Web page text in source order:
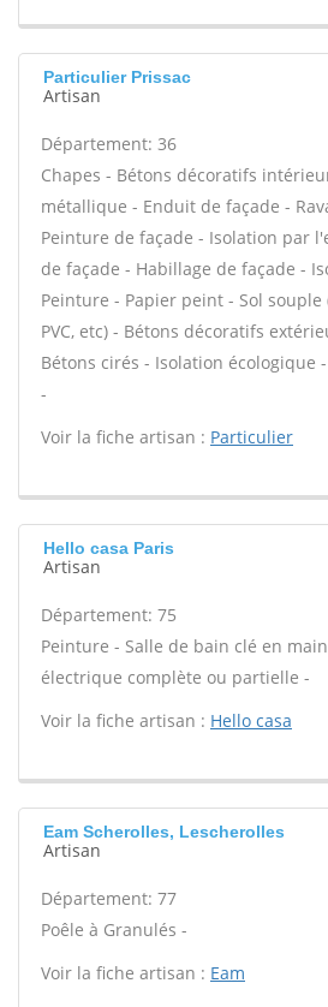
Particulier Prissac
Artisan
Département: 36
Chapes - Bétons décoratifs
métallique - Enduit de façade -
Peinture de façade - Isolation par
de façade - Habillage de façade -
Peinture - Papier peint - Sol souple
PVC, etc) - Bétons décoratifs
Bétons cirés - Isolation écologique
-
Voir la fiche artisan : Particulier
Hello casa Paris
Artisan
Département: 75
Peinture - Salle de bain clé en
électrique complète ou partielle -
Voir la fiche artisan : Hello casa
Eam Scherolles, Lescherolles
Artisan
Département: 77
Poêle à Granulés -
Voir la fiche artisan : Eam